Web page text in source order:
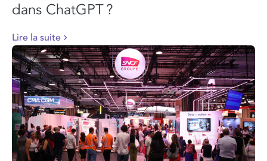
dans ChatGPT ?
Lire la suite